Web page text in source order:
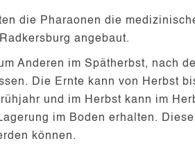
die Pharaonen die
angebaut.
Anderen im Spätherbst, nach
Die Ernte kann von Herbst
und im Herbst kann im
im Boden erhalten.
können.